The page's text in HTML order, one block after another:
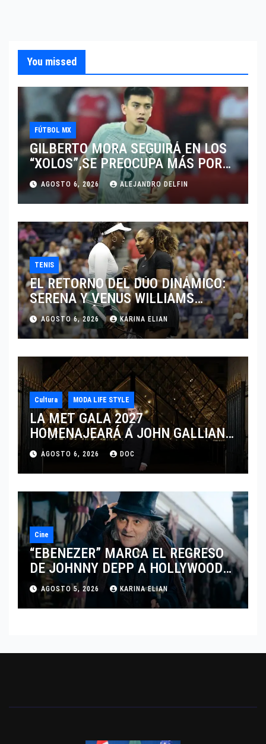
You missed
FÚTBOL MX
GILBERTO MORA SEGUIRÁ EN LOS
“XOLOS”,SE PREOCUPA MÁS POR
JUGAR EN SU EQUIPO.
AGOSTO 6, 2026 ALEJANDRO DELFIN
TENIS
EL RETORNO DEL DÚO DINÁMICO:
SERENA Y VENUS WILLIAMS
DISPUTARÁN LOS DOBLES EN
CINCINNATI 2026
AGOSTO 6, 2026 KARINA ELIAN
Cultura MODA LIFE STYLE
LA MET GALA 2027
HOMENAJEARÁ A JOHN GALLIANO
MARCANDO EL REGRESO DEL REY
DEL DRAMATISMO
AGOSTO 6, 2026 DOC
Cine
“EBENEZER” MARCA EL REGRESO
DE JOHNNY DEPP A HOLLYWOOD
TRAS SU PASO POR EL CINE
INDEPENDIENTE EUROPEO
AGOSTO 5, 2026 KARINA ELIAN